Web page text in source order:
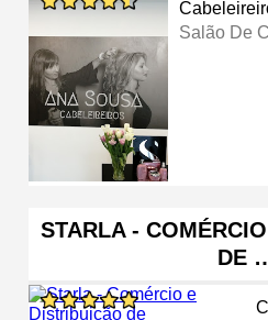
Salão De
STARLA -
DE